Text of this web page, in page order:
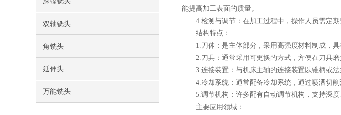
双轴铣头
角铣头
延伸头
万能铣头
能提高加工表面的质量。
4.检测与调节：在加工过程中，操作人员需定期
结构特点：
1.刀体：是主体部分，采用高强度材料制成，具
2.刀具：通常采用可更换的方式，方便在刀具磨
3.连接装置：与机床主轴的连接装置以锥柄或法
4.冷却系统：通常配备冷却系统，通过喷洒切削
5.调节机构：许多配有自动调节机构，支持深度
主要应用领域：